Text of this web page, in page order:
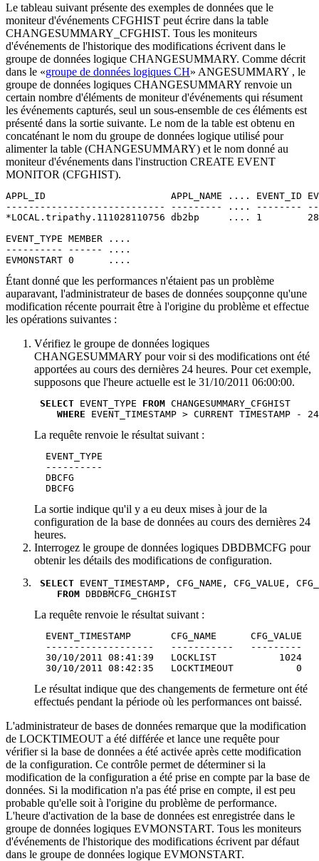
Le tableau suivant présente des exemples de données que le
moniteur d'événements CFGHIST peut écrire dans la table
CHANGESUMMARY_CFGHIST. Tous les moniteurs
d'événements de l'historique des modifications écrivent dans le
groupe de données logique CHANGESUMMARY. Comme décrit
dans le
groupe de données logiques CH
ANGESUMMARY , le
groupe de données logiques CHANGESUMMARY renvoie un
certain nombre d'éléments de moniteur d'événements qui résument
les événements capturés, seul un sous-ensemble de ces éléments est
présenté dans la sortie suivante. Le nom de la table est obtenu en
concaténant le nom du groupe de données logique utilisé pour
alimenter la table (CHANGESUMMARY) et le nom donné au
moniteur d'événements dans l'instruction CREATE EVENT
MONITOR (CFGHIST).
APPL_ID                      APPL_NAME .... EVENT_ID
---------------------------- --------- .... --------
*LOCAL.tripathy.111028110756 db2bp     .... 1
EVENT_TYPE MEMBER ....
---------- ------ ....
EVMONSTART 0      ....
Étant donné que les performances n'étaient pas un problème
auparavant, l'administrateur de bases de données soupçonne qu'une
modification récente pourrait être à l'origine du problème et effectue
les opérations suivantes :
Vérifiez le groupe de données logiques
CHANGESUMMARY pour voir si des modifications ont été
apportées au cours des dernières 24 heures. Pour cet exemple,
supposons que l'heure actuelle est le 31/10/2011 06:00:00.
SELECT EVENT_TYPE FROM CHANGESUMMARY_CFGHIST
WHERE EVENT_TIMESTAMP > CURRENT TIMESTAMP - 24
La requête renvoie le résultat suivant :
  EVENT_TYPE
  ----------
  DBCFG
  DBCFG
La sortie indique qu'il y a eu deux mises à jour de la
configuration de la base de données au cours des dernières 24
heures.
Interrogez le groupe de données logiques DBDBMCFG pour
obtenir les détails des modifications de configuration.
SELECT EVENT_TIMESTAMP, CFG_NAME, CFG_VALUE,
FROM DBDBMCFG_CHGHIST
La requête renvoie le résultat suivant :
EVENT_TIMESTAMP       CFG_NAME      CFG_VALUE
-------------------   -----------   ---------
30/10/2011 08:41:39   LOCKLIST           1024
30/10/2011 08:42:35   LOCKTIMEOUT           0
Le résultat indique que des changements de fermeture ont été
effectués pendant la période où les performances ont baissé.
L'administrateur de bases de données remarque que la modification
de LOCKTIMEOUT a été différée et lance une requête pour
vérifier si la base de données a été activée après cette modification
de la configuration. Ce contrôle permet de déterminer si la
modification de la configuration a été prise en compte par la base de
données. Si la modification n'a pas été prise en compte, il est peu
probable qu'elle soit à l'origine du problème de performance.
L'heure d'activation de la base de données est enregistrée dans le
groupe de données logiques EVMONSTART. Tous les moniteurs
d'événements de l'historique des modifications écrivent par défaut
dans le groupe de données logique EVMONSTART.